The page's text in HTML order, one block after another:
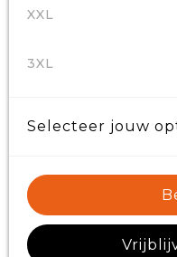
XXL
3XL
Selecteer jouw